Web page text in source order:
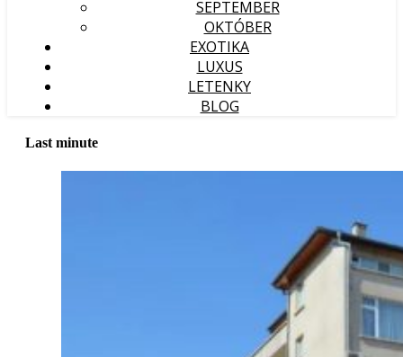
SEPTEMBER
OKTÓBER
EXOTIKA
LUXUS
LETENKY
BLOG
Last minute